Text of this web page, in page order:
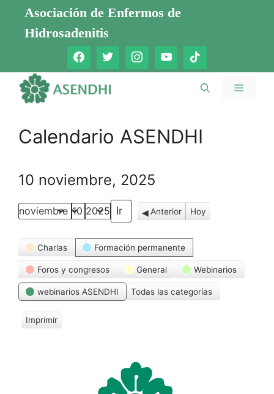
Saltar
contenido
Asociación de Enfermos de
Hidrosadenitis
Menú
Calendario ASENDHI
10 noviembre, 2025
Mes
Día
Año
Anterior Hoy
Categorías
Charlas Formación permanente
Foros y congresos General Webinarios
webinarios ASENDHI Todas las categorías
Imprimir
V